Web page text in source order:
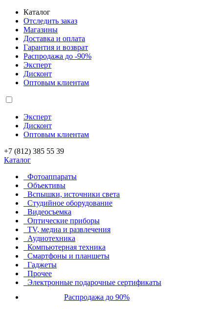
Каталог
Отследить заказ
Магазины
Доставка и оплата
Гарантия и возврат
Распродажа до -90%
Эксперт
Дисконт
Оптовым клиентам
Эксперт
Дисконт
Оптовым клиентам
+7 (812) 385 55 39
Каталог
Фотоаппараты
Объективы
Вспышки, источники света
Студийное оборудование
Видеосъемка
Оптические приборы
TV, медиа и развлечения
Аудиотехника
Компьютерная техника
Смартфоны и планшеты
Гаджеты
Прочее
Электронные подарочные сертификаты
Распродажа до 90%